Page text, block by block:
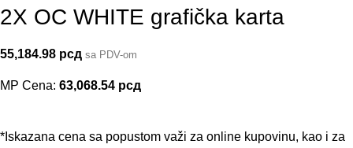
2X OC WHITE grafička karta
55,184.98 рсд sa PDV-om
MP Cena: 63,068.54 рсд
*Iskazana cena sa popustom važi za online kupovinu, kao i za